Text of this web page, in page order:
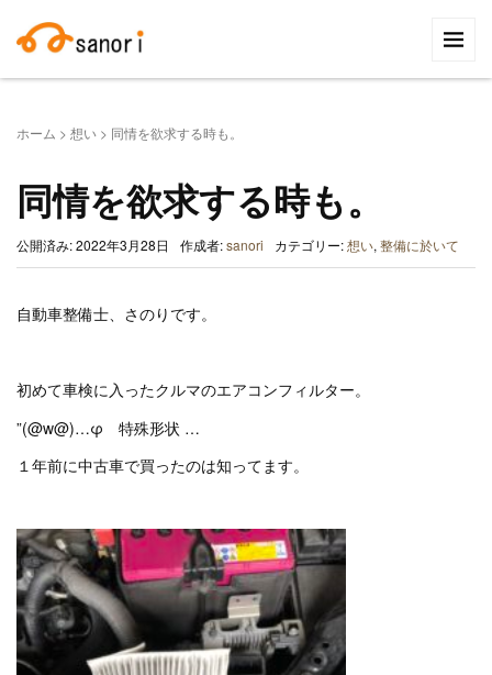
索:
ホーム > 想い > 同情を欲求する時も。
同情を欲求する時も。
公開済み: 2022年3月28日 作成者:sanori カテゴリー:想い, 整備に於いて
自動車整備士、さのりです。
初めて車検に入ったクルマのエアコンフィルター。
”(@w@)…φ 特殊形状 …
１年前に中古車で買ったのは知ってます。